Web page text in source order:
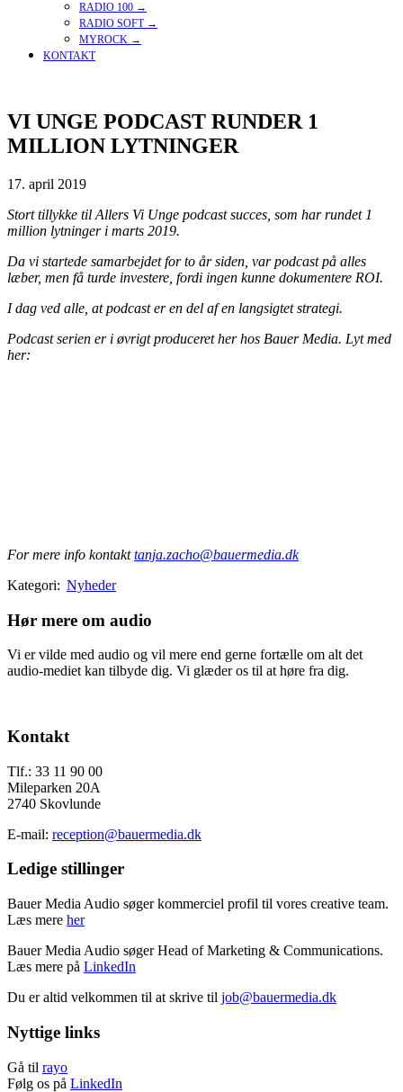
RADIO 100 →
RADIO SOFT →
MYROCK →
KONTAKT
VI UNGE PODCAST RUNDER 1
MILLION LYTNINGER
17. april 2019
Stort tillykke til Allers Vi Unge podcast succes, som har rundet 1
million lytninger i marts 2019.
Da vi startede samarbejdet for to år siden, var podcast på alles
læber, men få turde investere, fordi ingen kunne dokumentere ROI.
I dag ved alle, at podcast er en del af en langsigtet strategi.
Podcast serien er i øvrigt produceret her hos Bauer Media. Lyt med
her:
For mere info kontakttanja.zacho@bauermedia.dk
Kategori: Nyheder
Hør mere om audio
Vi er vilde med audio og vil mere end gerne fortælle om alt det
audio-mediet kan tilbyde dig. Vi glæder os til at høre fra dig.
Footer
Kontakt
Tlf.: 33 11 90 00
Mileparken 20A
2740 Skovlunde
E-mail: reception@bauermedia.dk
Ledige stillinger
Bauer Media Audio søger kommerciel profil til vores creative team.
Læs mere her
Bauer Media Audio søger Head of Marketing & Communications.
Læs mere på LinkedIn
Du er altid velkommen til at skrive til job@bauermedia.dk
Nyttige links
Gå til rayo
Følg os på LinkedIn